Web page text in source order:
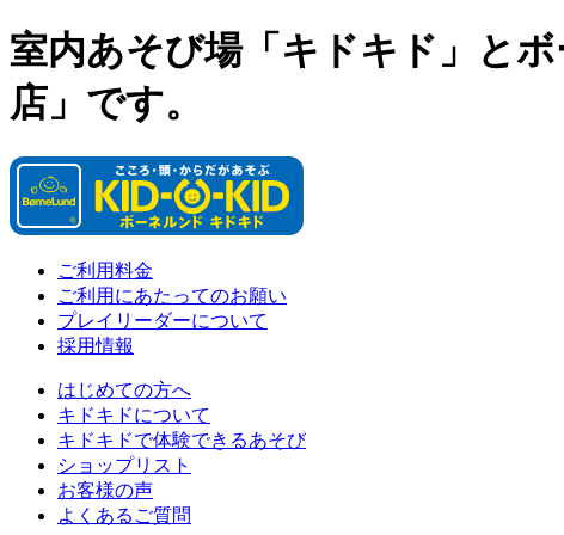
室内あそび場「キドキド」と
店」です。
ご利用料金
ご利用にあたってのお願い
プレイリーダーについて
採用情報
はじめての方へ
キドキドについて
キドキドで体験できるあそび
ショップリスト
お客様の声
よくあるご質問